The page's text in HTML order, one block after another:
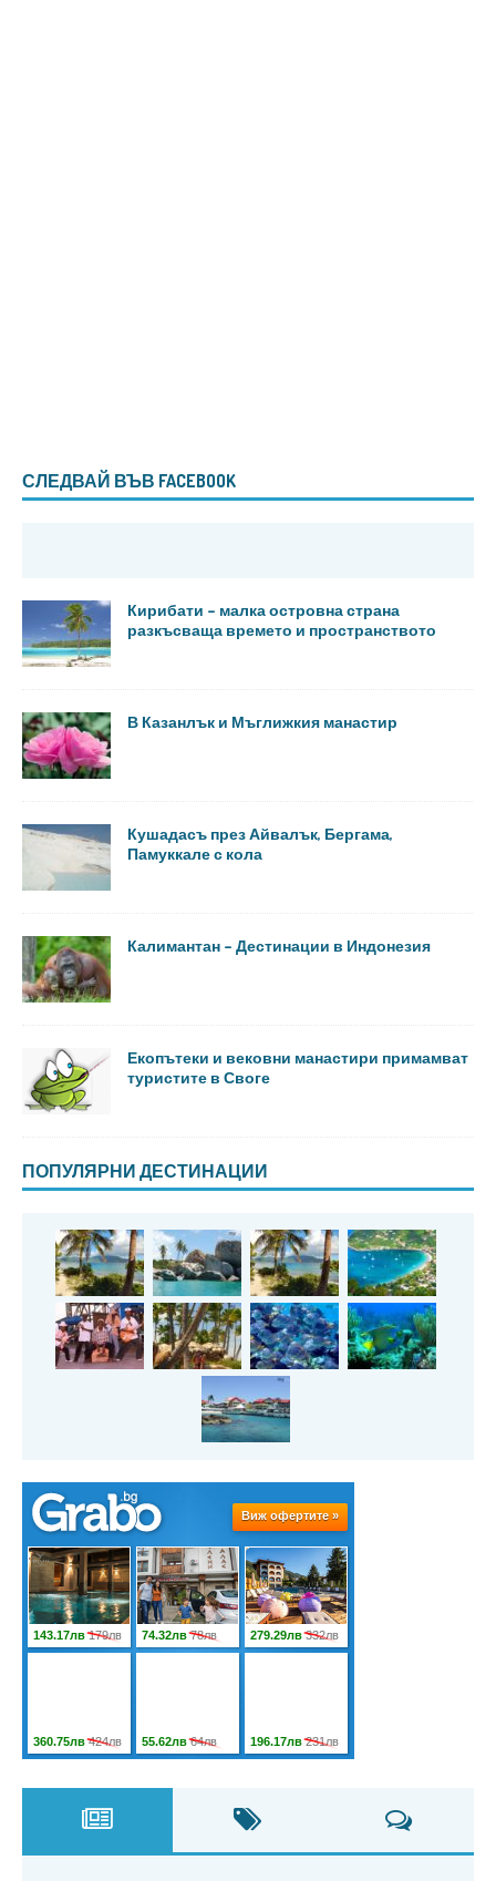
СЛЕДВАЙ ВЪВ FACEBOOK
Кирибати – малка островна страна
разкъсваща времето и пространството
В Казанлък и Мъглижкия манастир
Кушадасъ през Айвалък, Бергама,
Памуккале с кола
Калимантан – Дестинации в Индонезия
Екопътеки и вековни манастири примамват
туристите в Своге
ПОПУЛЯРНИ ДЕСТИНАЦИИ